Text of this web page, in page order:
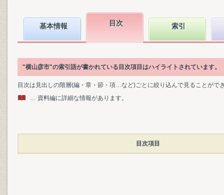
基本情報 目次 索引
"横山彦市"の索引語が書かれている目次項目はハイライトされています。
目次は見出しの階層(編・章・節・項…など)ごとに絞り込んで見ることがで
… 資料編に詳細な情報があります。
目次項目